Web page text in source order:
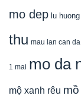
mo dep lu
thu mau lan can da
1 mai mo da
mộ xanh rêu